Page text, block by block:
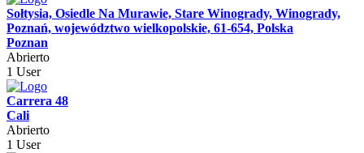
Sołtysia, Osiedle Na Murawie, Stare Winogrady, Winogrady,
Poznań, województwo wielkopolskie, 61-654, Polska
Poznan
Abrierto
1 User
Carrera 48
Cali
Abrierto
1 User